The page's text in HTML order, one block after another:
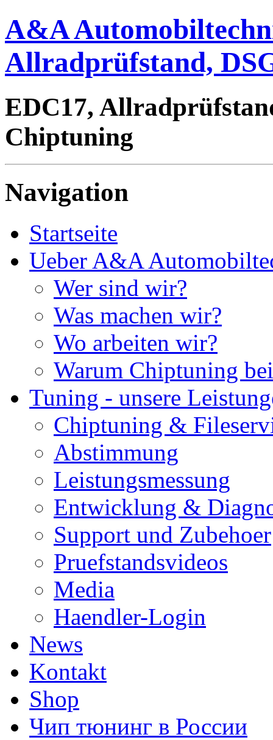
A&A
Allradprüfstand,
EDC17,
Chiptuning
Navigation
Startseite
Ueber A&A
Wer sind wir?
Was machen wir?
Wo arbeiten wir?
Warum Chiptuning
Tuning - unsere
Chiptuning &
Abstimmung
Leistungsmessung
Entwicklung &
Support und Zubehoer
Pruefstandsvideos
Media
Haendler-Login
News
Kontakt
Shop
Чип тюнинг в России